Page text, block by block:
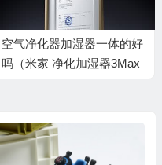
空气净化器加湿器一体的好
吗（米家 净化加湿器3Max